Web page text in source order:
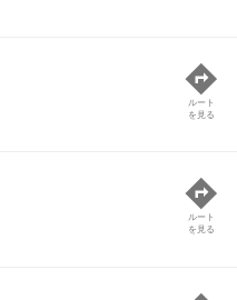
ルート
を見る
ルート
を見る